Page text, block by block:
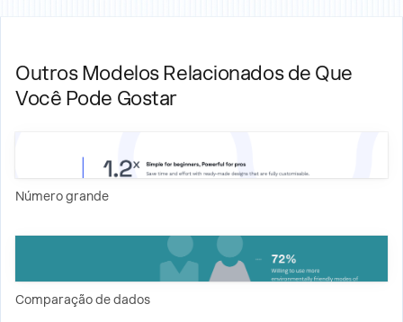
Outros Modelos Relacionados de Que
Você Pode Gostar
Número grande
Comparação de dados